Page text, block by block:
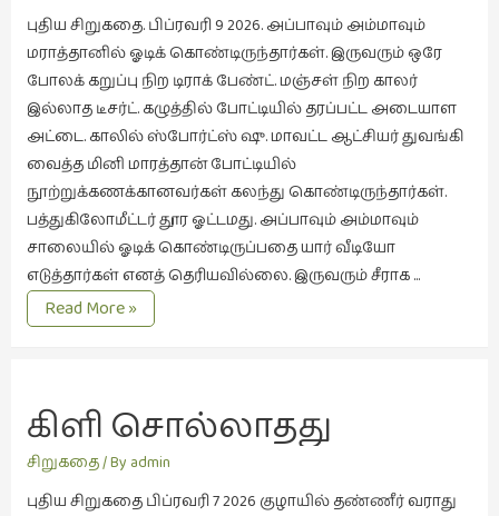
நூலக
மனிதர்கள்
(32)
நேர்காணல்
படித்தவை
(20)
பயணங்கள்
(24)
பரிந்துரை
புத்தக
கண்காட்சி2019
புதிய சிறுகதை. பிப்ரவரி 9 2026. அப்பாவும் அம்மாவும்
மராத்தானில் ஓடிக் கொண்டிருந்தார்கள். இருவரும் ஒரே
போலக் கறுப்பு நிற டிராக் பேண்ட். மஞ்சள் நிற காலர்
இல்லாத டீசர்ட். கழுத்தில் போட்டியில் தரப்பட்ட அடையாள
அட்டை. காலில் ஸ்போர்ட்ஸ் ஷு. மாவட்ட ஆட்சியர் துவங்கி
வைத்த மினி மாரத்தான் போட்டியில்
நூற்றுக்கணக்கானவர்கள் கலந்து கொண்டிருந்தார்கள்.
பத்துகிலோமீட்டர் தூர ஓட்டமது. அப்பாவும் அம்மாவும்
சாலையில் ஓடிக் கொண்டிருப்பதை யார் வீடியோ
எடுத்தார்கள் எனத் தெரியவில்லை. இருவரும் சீராக …
காற்றில்
மிதக்கிறோம்
Read More »
கிளி சொல்லாதது
சிறுகதை/ By admin
புதிய சிறுகதை பிப்ரவரி 7 2026 குழாயில் தண்ணீர் வராது